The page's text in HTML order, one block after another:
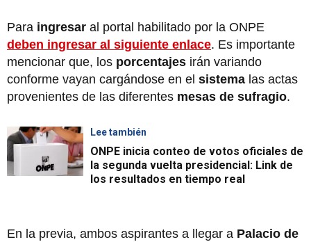
Para ingresar al portal habilitado por la ONPE
deben ingresar al siguiente enlace. Es importante
mencionar que, los porcentajes irán variando
conforme vayan cargándose en el sistema las actas
provenientes de las diferentes mesas de sufragio.
Lee también
ONPE inicia conteo de votos oficiales de
la segunda vuelta presidencial: Link de
los resultados en tiempo real
En la previa, ambos aspirantes a llegar a Palacio de